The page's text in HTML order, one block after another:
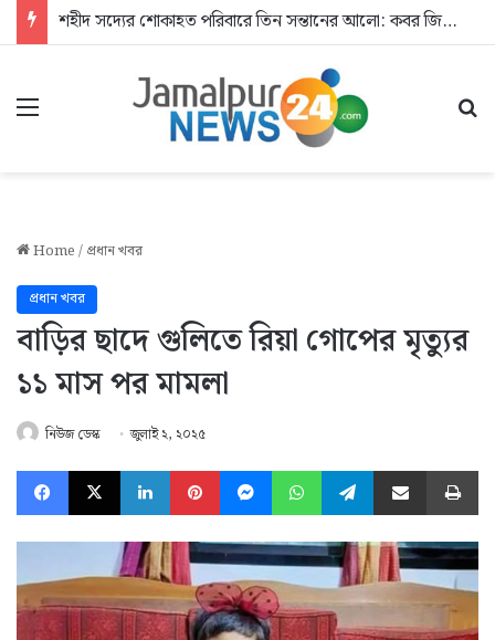
শহীদ সদ্যের শোকাহত পরিবারে তিন সন্তানের আলো: কবর জিয়ারতে যুবদল
Menu
Home/প্রধান খবর
প্রধান খবর
বাড়ির ছাদে গুলিতে রিয়া গোপের মৃত্যুর
১১ মাস পর মামলা
নিউজ ডেস্ক জুলাই ২, ২০২৫
Facebook
X LinkedInPinterestMessengerWhatsAppTelegramShare via Email